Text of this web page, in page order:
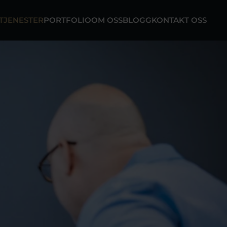
PORTFOLIOOM OSSBLOGGKONTAKT OSS